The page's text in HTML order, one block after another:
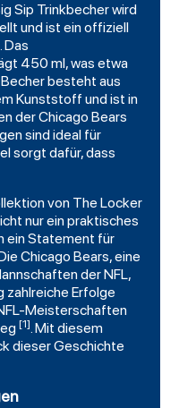
Sip Trinkbecher wird
und ist ein offiziell
Das
450 ml, was etwa
besteht aus
Kunststoff und ist in
der Chicago Bears
sind ideal für
sorgt dafür, dass
von The Locker
nur ein praktisches
ein Statement für
Chicago Bears, eine
der NFL,
zahlreiche Erfolge
Meisterschaften
[1]. Mit diesem
dieser Geschichte